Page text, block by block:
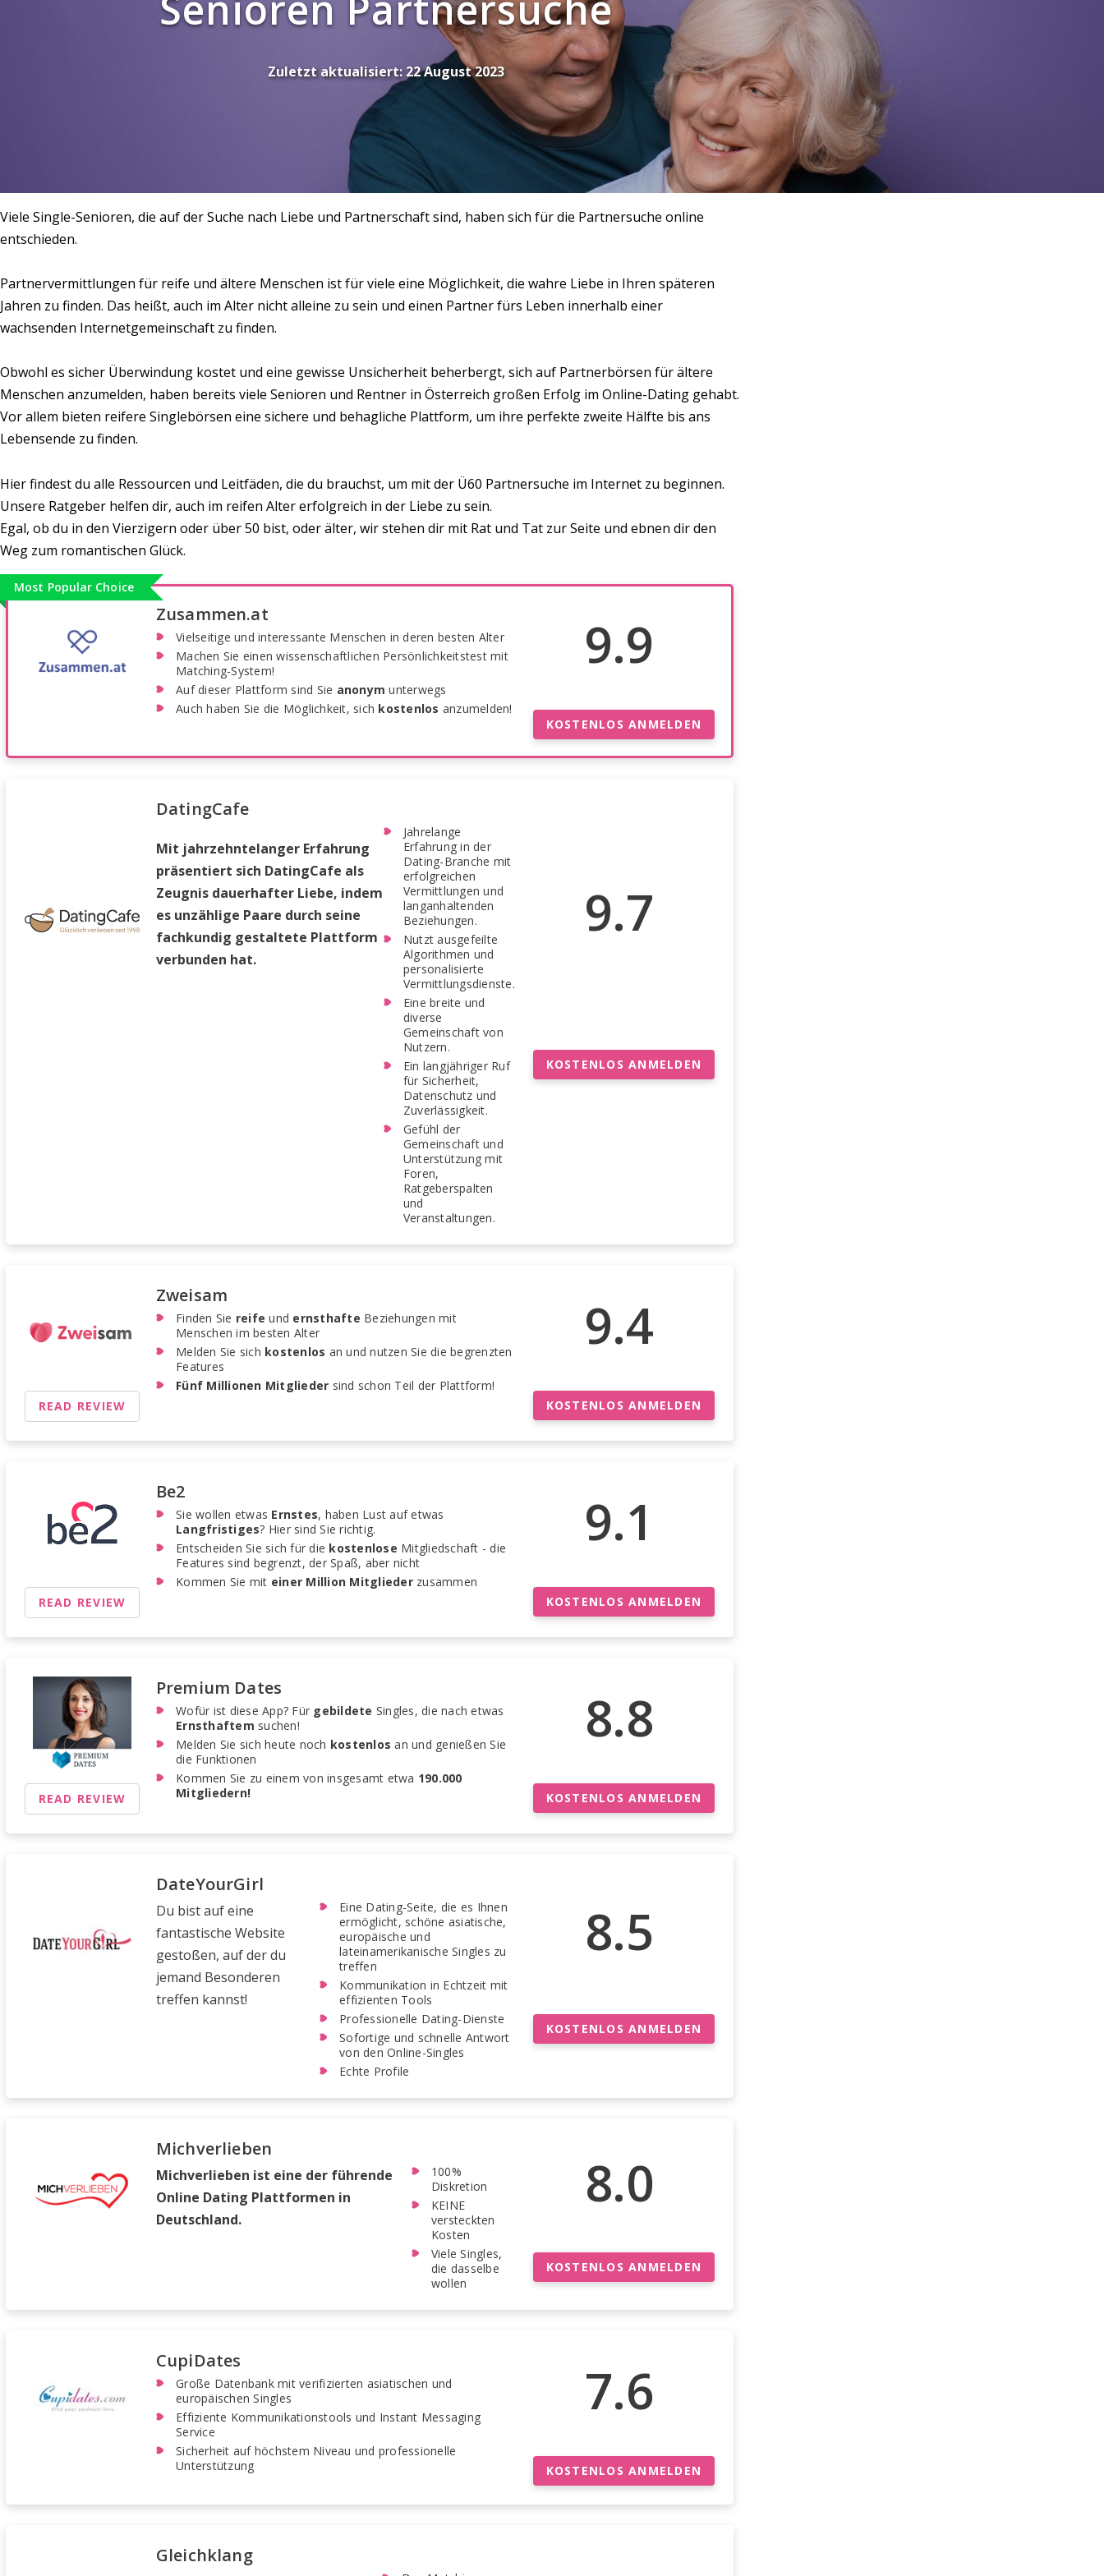
Zuletzt aktualisiert:22 August 2023
Viele Single-Senioren, die auf der Suche nach Liebe und Partnerschaft sind, haben sich für die Partnersuche online
entschieden.
Partnervermittlungen für reife und ältere Menschen ist für viele eine Möglichkeit, die wahre Liebe in Ihren späteren
Jahren zu finden. Das heißt, auch im Alter nicht alleine zu sein und einen Partner fürs Leben innerhalb einer
wachsenden Internetgemeinschaft zu finden.
Obwohl es sicher Überwindung kostet und eine gewisse Unsicherheit beherbergt, sich auf Partnerbörsen für ältere
Menschen anzumelden, haben bereits viele Senioren und Rentner in Österreich großen Erfolg im Online-Dating gehabt.
Vor allem bieten reifere Singlebörsen eine sichere und behagliche Plattform, um ihre perfekte zweite Hälfte bis ans
Lebensende zu finden.
Hier findest du alle Ressourcen und Leitfäden, die du brauchst, um mit der Ü60 Partnersuche im Internet zu beginnen.
Unsere Ratgeber helfen dir, auch im reifen Alter erfolgreich in der Liebe zu sein.
Egal, ob du in den Vierzigern oder über 50 bist, oder älter, wir stehen dir mit Rat und Tat zur Seite und ebnen dir den
Weg zum romantischen Glück.
Most Popular Choice
9.9
Zusammen.at
Vielseitige und interessante Menschen in deren besten Alter
Machen Sie einen wissenschaftlichen Persönlichkeitstest mit
Matching-System!
Auf dieser Plattform sind Sie anonym unterwegs
Auch haben Sie die Möglichkeit, sich kostenlos anzumelden!
KOSTENLOS ANMELDEN
9.7
DatingCafe
Mit jahrzehntelanger Erfahrung
präsentiert sich DatingCafe als
Zeugnis dauerhafter Liebe, indem
es unzählige Paare durch seine
fachkundig gestaltete Plattform
verbunden hat.
Jahrelange
Erfahrung in der
Dating-Branche mit
erfolgreichen
Vermittlungen und
langanhaltenden
Beziehungen.
Nutzt ausgefeilte
Algorithmen und
personalisierte
Vermittlungsdienste.
Eine breite und
diverse
Gemeinschaft von
Nutzern.
Ein langjähriger Ruf
für Sicherheit,
Datenschutz und
Zuverlässigkeit.
Gefühl der
Gemeinschaft und
Unterstützung mit
Foren,
Ratgeberspalten
und
Veranstaltungen.
KOSTENLOS ANMELDEN
9.4
Zweisam
Finden Sie reife und ernsthafte Beziehungen mit
Menschen im besten Alter
Melden Sie sich kostenlos an und nutzen Sie die begrenzten
Features
Fünf Millionen Mitglieder sind schon Teil der Plattform!
READ REVIEW
KOSTENLOS ANMELDEN
9.1
Be2
Sie wollen etwas Ernstes, haben Lust auf etwas
Langfristiges? Hier sind Sie richtig.
Entscheiden Sie sich für die kostenlose Mitgliedschaft - die
Features sind begrenzt, der Spaß, aber nicht
Kommen Sie mit einer Million Mitgliederzusammen
READ REVIEW
KOSTENLOS ANMELDEN
8.8
Premium Dates
Wofür ist diese App? Für gebildete Singles, die nach etwas
Ernsthaftem suchen!
Melden Sie sich heute noch kostenlos an und genießen Sie
die Funktionen
Kommen Sie zu einem von insgesamt etwa 190.000
Mitgliedern!
READ REVIEW KOSTENLOS ANMELDEN
8.5
DateYourGirl
Du bist auf eine
fantastische Website
gestoßen, auf der du
jemand Besonderen
treffen kannst!
Eine Dating-Seite, die es Ihnen
ermöglicht, schöne asiatische,
europäische und
lateinamerikanische Singles zu
treffen
Kommunikation in Echtzeit mit
effizienten Tools
Professionelle Dating-Dienste
Sofortige und schnelle Antwort
von den Online-Singles
Echte Profile
KOSTENLOS ANMELDEN
8.0
Michverlieben
Michverlieben ist eine der führende
Online Dating Plattformen in
Deutschland.
100%
Diskretion
KEINE
versteckten
Kosten
Viele Singles,
die dasselbe
wollen
KOSTENLOS ANMELDEN
7.6
CupiDates
Große Datenbank mit verifizierten asiatischen und
europäischen Singles
Effiziente Kommunikationstools und Instant Messaging
Service
Sicherheit auf höchstem Niveau und professionelle
Unterstützung
KOSTENLOS ANMELDEN
Gleichklang